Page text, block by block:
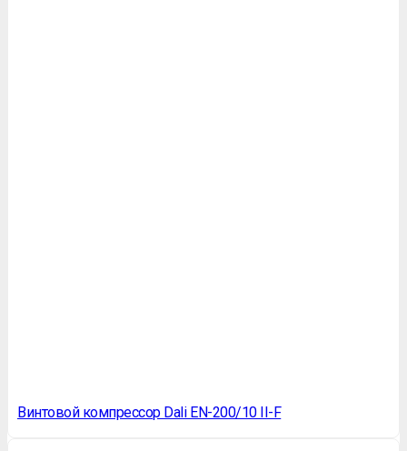
Винтовой компрессор Dali EN-200/10 II-F